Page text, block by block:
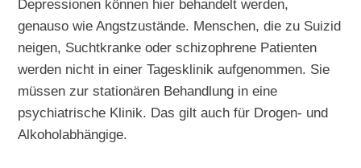
Depressionen können hier behandelt werden,
genauso wie Angstzustände. Menschen, die zu Suizid
neigen, Suchtkranke oder schizophrene Patienten
werden nicht in einer Tagesklinik aufgenommen. Sie
müssen zur stationären Behandlung in eine
psychiatrische Klinik. Das gilt auch für Drogen- und
Alkoholabhängige.